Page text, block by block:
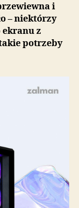
i
– niektórzy
ekranu z
potrzeby